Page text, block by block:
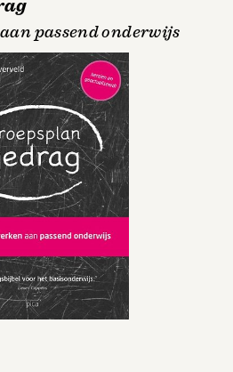
passend onderwijs